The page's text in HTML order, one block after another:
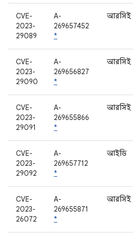
CVE-
2023-
29089
A-
269657452
*
আরসিই
CVE-
2023-
29090
A-
269656827
*
আরসিই
CVE-
2023-
29091
A-
269655866
*
আরসিই
CVE-
2023-
29092
A-
269657712
*
আইডি
CVE-
2023-
26072
A-
269655871
*
আরসিই